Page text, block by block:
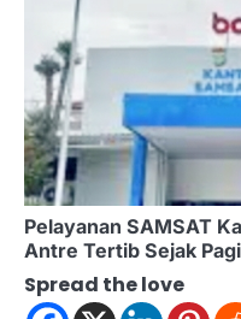
Pelayanan SAMSAT
Antre Tertib Sejak Pagi
Spread the love